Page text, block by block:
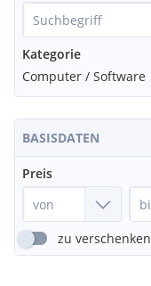
Kategorie
Computer / Software
BASISDATEN
Preis
zu verschenken